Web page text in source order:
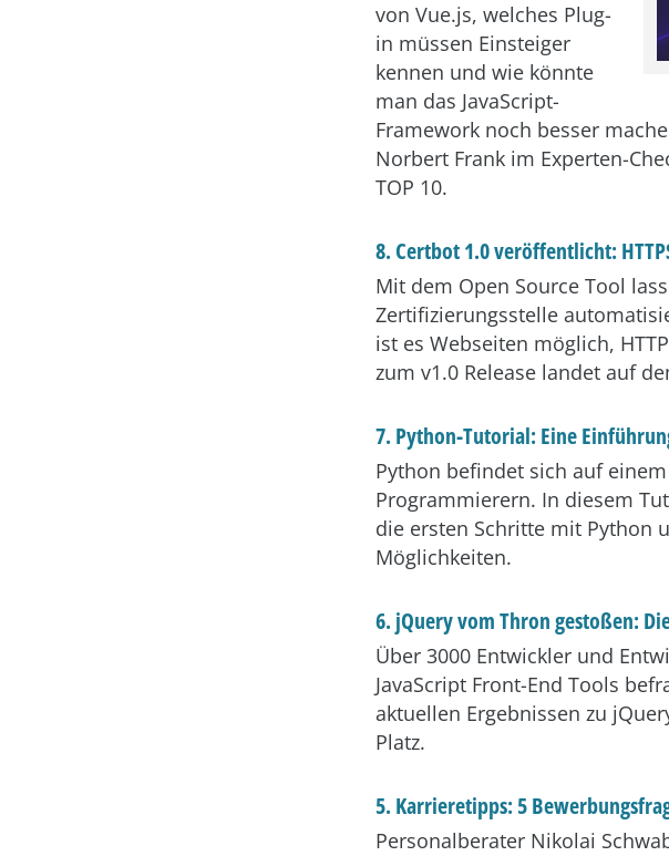
von Vue.js, welches Plug-
in müssen Einsteiger
kennen und wie könnte
man das JavaScript-
Framework noch besser
Norbert Frank im Experten-
TOP 10.
8.Certbot 1.0 veröffentlicht:
Mit dem Open Source Tool
Zertifizierungsstelle
ist es Webseiten möglich,
zum v1.0 Release landet auf
7. Python-Tutorial: Eine
Python befindet sich auf
Programmierern. In diesem
die ersten Schritte mit Python
Möglichkeiten.
6. jQuery vom Thron gestoßen:
Über 3000 Entwickler und
JavaScript Front-End Tools
aktuellen Ergebnissen zu
Platz.
5. Karrieretipps: 5
Personalberater Nikolai